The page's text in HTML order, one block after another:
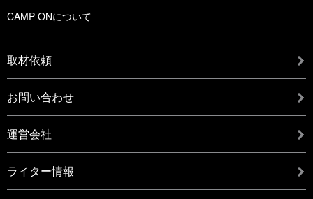
CAMP ONについて
取材依頼
お問い合わせ
運営会社
ライター情報